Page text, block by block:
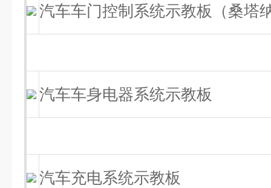
汽车车门控制系统示教板（桑塔
汽车车身电器系统示教板
汽车充电系统示教板